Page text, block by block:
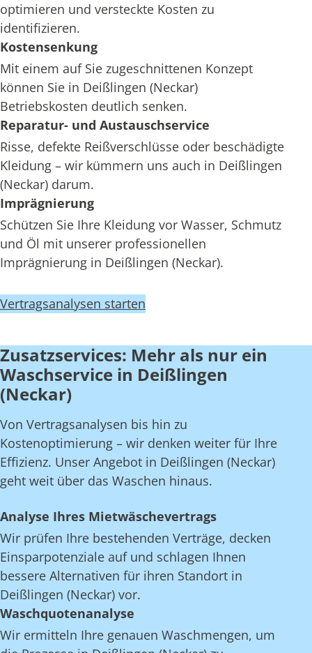
optimieren und versteckte Kosten zu
identifizieren.
Kostensenkung
Mit einem auf Sie zugeschnittenen Konzept
können Sie in Deißlingen (Neckar)
Betriebskosten deutlich senken.
Reparatur- und Austauschservice
Risse, defekte Reißverschlüsse oder beschädigte
Kleidung – wir kümmern uns auch in Deißlingen
(Neckar) darum.
Imprägnierung
Schützen Sie Ihre Kleidung vor Wasser, Schmutz
und Öl mit unserer professionellen
Imprägnierung in Deißlingen (Neckar).
Vertragsanalysen starten
Zusatzservices: Mehr als nur ein
Waschservice in Deißlingen
(Neckar)
Von Vertragsanalysen bis hin zu
Kostenoptimierung – wir denken weiter für Ihre
Effizienz. Unser Angebot in Deißlingen (Neckar)
geht weit über das Waschen hinaus.
Analyse Ihres Mietwäschevertrags
Wir prüfen Ihre bestehenden Verträge, decken
Einsparpotenziale auf und schlagen Ihnen
bessere Alternativen für ihren Standort in
Deißlingen (Neckar) vor.
Waschquotenanalyse
Wir ermitteln Ihre genauen Waschmengen, um